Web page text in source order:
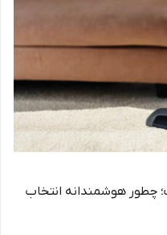
چطور هوشمندانه انتخاب